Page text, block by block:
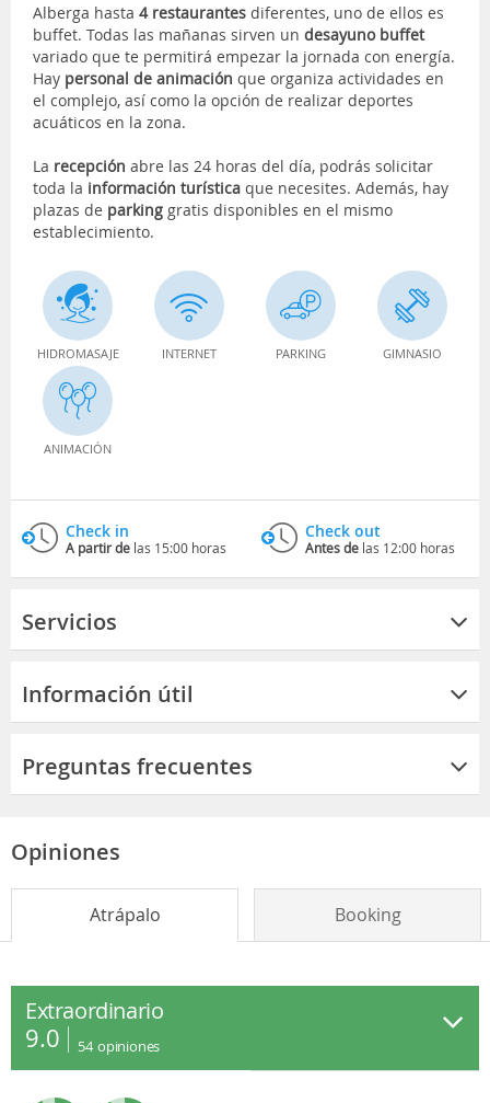
Alberga hasta 4 restaurantes diferentes, uno de ellos es
buffet. Todas las mañanas sirven un desayuno buffet
variado que te permitirá empezar la jornada con energía.
Hay personal de animación que organiza actividades en
el complejo, así como la opción de realizar deportes
acuáticos en la zona.
La recepción abre las 24 horas del día, podrás solicitar
toda la información turística que necesites. Además, hay
plazas de parking gratis disponibles en el mismo
establecimiento.
HIDROMASAJE INTERNET PARKING GIMNASIO
ANIMACIÓN
Check in
A partir de las 15:00 horas
Check out
Antes de las 12:00 horas
Servicios
Información útil
Preguntas frecuentes
Opiniones
Atrápalo Booking
Extraordinario
9.0 54 opiniones